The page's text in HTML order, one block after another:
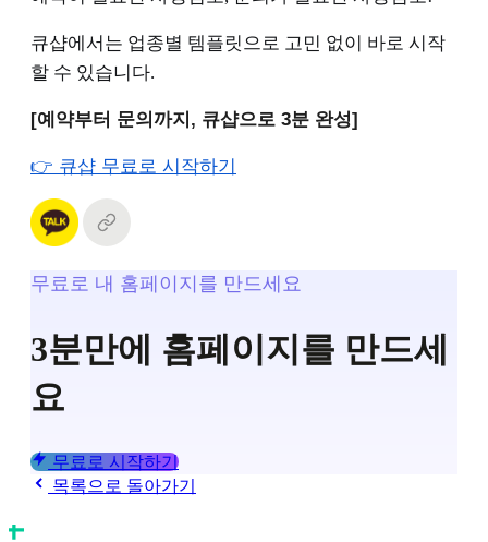
큐샵에서는 업종별 템플릿으로 고민 없이 바로 시작
할 수 있습니다.
[예약부터 문의까지, 큐샵으로 3분 완성]
👉 큐샵 무료로 시작하기
무료로 내 홈페이지를 만드세요
3분만에 홈페이지를 만드세
요
무료로 시작하기
목록으로 돌아가기